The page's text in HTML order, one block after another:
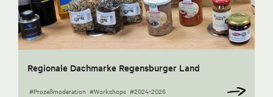
Regionale Dachmarke Regensburger Land
#Prozeßmoderation #Workshops #2024-2026